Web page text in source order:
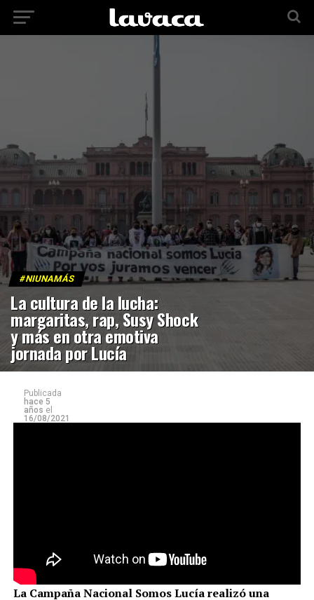
#NIUNAMÁS
La cultura de la lucha:
margaritas, rap, Susy Shock
y más en otra emotiva
jornada por Lucía
Publicada
hace 5
años el
16/08/2021
La Campaña Nacional Somos Lucía realizó una